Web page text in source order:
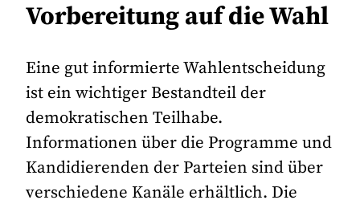
Vorbereitung auf die Wahl
Eine gut informierte Wahlentscheidung
ist ein wichtiger Bestandteil der
demokratischen Teilhabe.
Informationen über die Programme und
Kandidierenden der Parteien sind über
verschiedene Kanäle erhältlich. Die